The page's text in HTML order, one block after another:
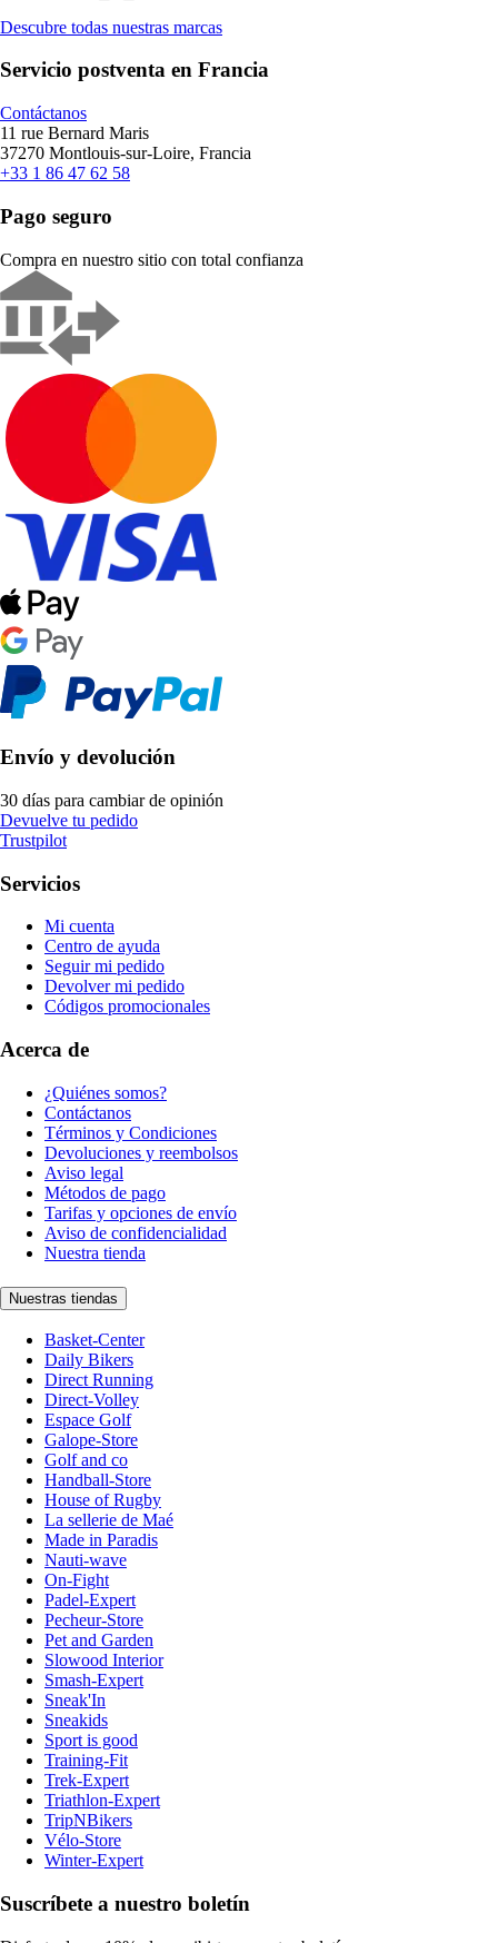
Descubre todas nuestras marcas
Servicio postventa en Francia
Contáctanos
11 rue Bernard Maris
37270 Montlouis-sur-Loire, Francia
+33 1 86 47 62 58
Pago seguro
Compra en nuestro sitio con total confianza
Envío y devolución
30 días para cambiar de opinión
Devuelve tu pedido
Trustpilot
Servicios
Mi cuenta
Centro de ayuda
Seguir mi pedido
Devolver mi pedido
Códigos promocionales
Acerca de
¿Quiénes somos?
Contáctanos
Términos y Condiciones
Devoluciones y reembolsos
Aviso legal
Métodos de pago
Tarifas y opciones de envío
Aviso de confidencialidad
Nuestra tienda
Nuestras tiendas
Basket-Center
Daily Bikers
Direct Running
Direct-Volley
Espace Golf
Galope-Store
Golf and co
Handball-Store
House of Rugby
La sellerie de Maé
Made in Paradis
Nauti-wave
On-Fight
Padel-Expert
Pecheur-Store
Pet and Garden
Slowood Interior
Smash-Expert
Sneak'In
Sneakids
Sport is good
Training-Fit
Trek-Expert
Triathlon-Expert
TripNBikers
Vélo-Store
Winter-Expert
Suscríbete a nuestro boletín